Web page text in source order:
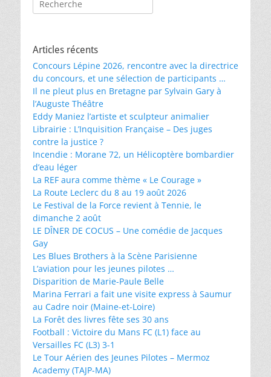
Articles récents
Concours Lépine 2026, rencontre avec la directrice
du concours, et une sélection de participants …
Il ne pleut plus en Bretagne par Sylvain Gary à
l’Auguste Théâtre
Eddy Maniez l’artiste et sculpteur animalier
Librairie : L’Inquisition Française – Des juges
contre la justice ?
Incendie : Morane 72, un Hélicoptère bombardier
d’eau léger
La REF aura comme thème « Le Courage »
La Route Leclerc du 8 au 19 août 2026
Le Festival de la Force revient à Tennie, le
dimanche 2 août
LE DÎNER DE COCUS – Une comédie de Jacques
Gay
Les Blues Brothers à la Scène Parisienne
L’aviation pour les jeunes pilotes …
Disparition de Marie-Paule Belle
Marina Ferrari a fait une visite express à Saumur
au Cadre noir (Maine-et-Loire)
La Forêt des livres fête ses 30 ans
Football : Victoire du Mans FC (L1) face au
Versailles FC (L3) 3-1
Le Tour Aérien des Jeunes Pilotes – Mermoz
Academy (TAJP-MA)